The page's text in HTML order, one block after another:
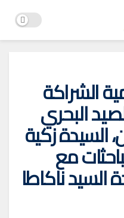
الشراكة
البحري
السيدة زكية
مع
السيد ناكاطا